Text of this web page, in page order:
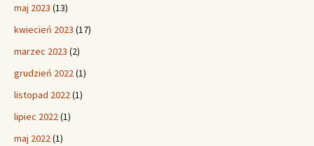
maj 2023 (13)
kwiecień 2023 (17)
marzec 2023 (2)
grudzień 2022(1)
listopad 2022(1)
lipiec 2022(1)
maj 2022(1)